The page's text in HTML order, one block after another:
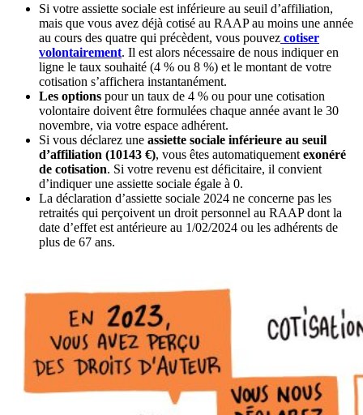
Si votre assiette sociale est inférieure au seuil d’affiliation,
mais que vous avez déjà cotisé au RAAP au moins une année
au cours des quatre qui précèdent, vous pouvez cotiser
volontairement. Il est alors nécessaire de nous indiquer en
ligne le taux souhaité (4 % ou 8 %) et le montant de votre
cotisation s’affichera instantanément.
Les options pour un taux de 4 % ou pour une cotisation
volontaire doivent être formulées chaque année avant le 30
novembre, via votre espace adhérent.
Si vous déclarez une assiette sociale inférieure au seuil
d’affiliation (10143 €), vous êtes automatiquement exonéré
de cotisation. Si votre revenu est déficitaire, il convient
d’indiquer une assiette sociale égale à 0.
La déclaration d’assiette sociale 2024 ne concerne pas les
retraités qui perçoivent un droit personnel au RAAP dont la
date d’effet est antérieure au 1/02/2024 ou les adhérents de
plus de 67 ans.